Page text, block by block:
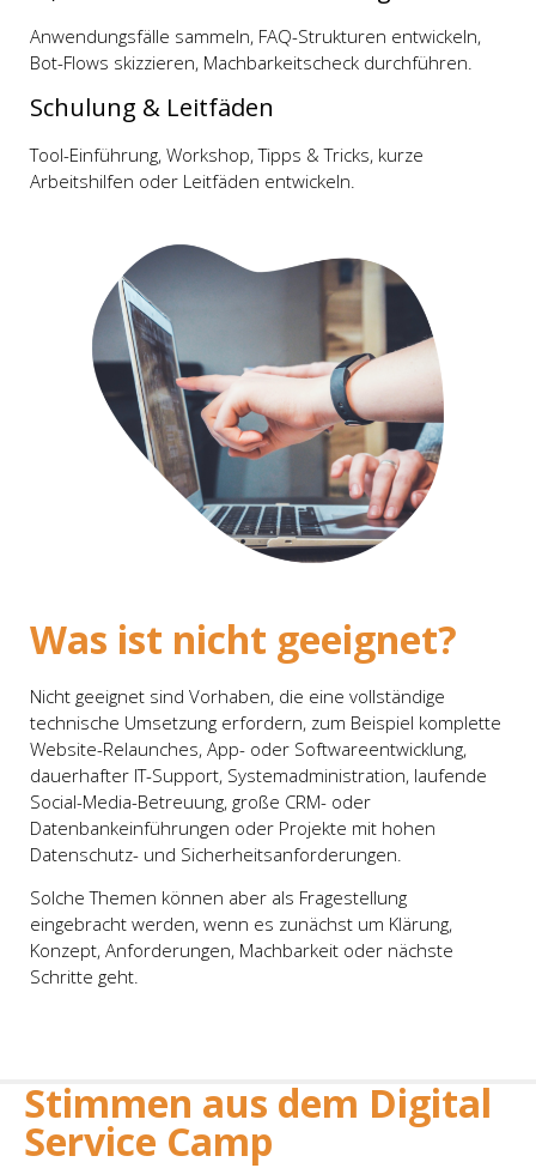
Anwendungsfälle sammeln, FAQ-Strukturen entwickeln,
Bot-Flows skizzieren, Machbarkeitscheck durchführen.
Schulung & Leitfäden
Tool-Einführung, Workshop, Tipps & Tricks, kurze
Arbeitshilfen oder Leitfäden entwickeln.
Was ist nicht geeignet?
Nicht geeignet sind Vorhaben, die eine vollständige
technische Umsetzung erfordern, zum Beispiel komplette
Website-Relaunches, App- oder Softwareentwicklung,
dauerhafter IT-Support, Systemadministration, laufende
Social-Media-Betreuung, große CRM- oder
Datenbankeinführungen oder Projekte mit hohen
Datenschutz- und Sicherheitsanforderungen.
Solche Themen können aber als Fragestellung
eingebracht werden, wenn es zunächst um Klärung,
Konzept, Anforderungen, Machbarkeit oder nächste
Schritte geht.
Stimmen aus dem Digital
Service Camp